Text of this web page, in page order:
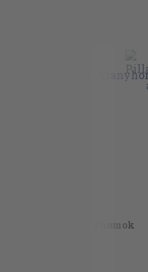
Aranyhomok